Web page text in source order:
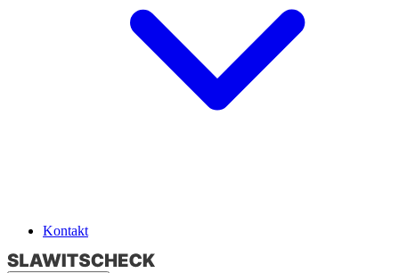
Kontakt